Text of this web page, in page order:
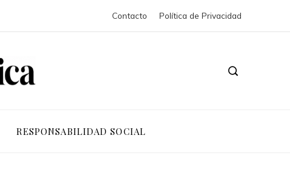
Contacto Política de Privacidad
RESPONSABILIDAD SOCIAL